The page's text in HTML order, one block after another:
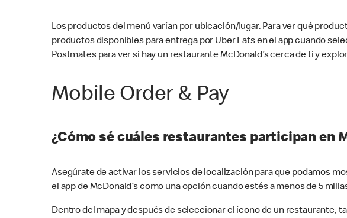
Los productos del menú varían por ubicación/lugar. Para ver qué
productos disponibles para entrega por Uber Eats en el app cuando
Postmates para ver si hay un restaurante McDonald’s cerca de ti y
Mobile Order & Pay
¿Cómo sé cuáles restaurantes participan en
Asegúrate de activar los servicios de localización para que podamos
el app de McDonald’s como una opción cuando estés a menos de 5
Dentro del mapa y después de seleccionar el ícono de un restaurante,